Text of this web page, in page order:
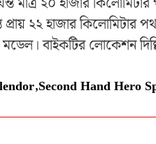
২২ হাজার কিলোমিটার
বাইকটির লোকেশন
,Second Hand Hero